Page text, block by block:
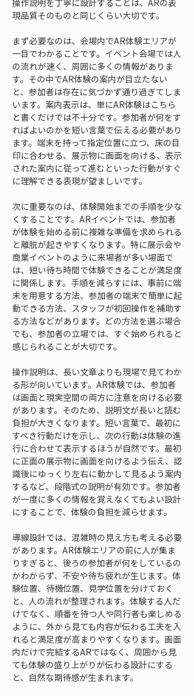
操作説明を丁寧に設計することは、ARの表
現品質そのものと同じくらい大切です。
まず必要なのは、会場内でAR体験エリアが
一目でわかることです。イベント会場では人
の流れが速く、周囲に多くの情報がありま
す。その中でAR体験の案内が目立たない
と、参加者は存在に気づかず通り過ぎてしま
います。案内表示は、単にAR体験はこちら
と書くだけでは不十分です。参加者が何をす
ればよいのかを短い言葉で伝える必要があり
ます。端末を持って指定位置に立つ、床の目
印に合わせる、展示物に画面を向ける、表示
された案内に従って進むといった行動がすぐ
に理解できる表現が望ましいです。
次に重要なのは、体験開始までの手順を少な
くすることです。ARイベントでは、参加者
が体験を始める前に複雑な準備を求められる
と離脱が起きやすくなります。特に展示会や
商業イベントのように来場者が多い場面で
は、短い待ち時間で体験できることが満足度
に関係します。手順を減らすには、事前に端
末を用意する方法、参加者の端末で簡単に起
動できる方法、スタッフが初回操作を補助す
る方法などがあります。どの方法を選ぶ場合
でも、参加者の立場では、すぐ始められると
感じられることが大切です。
操作説明は、長い文章よりも現場で見てわか
る形が向いています。AR体験では、参加者
は画面と現実空間の両方に注意を向ける必要
があります。そのため、説明文が長いと読む
負担が大きくなります。短い言葉で、最初に
すべき行動だけを示し、次の行動は体験の進
行に合わせて表示するほうが自然です。最初
に正面の展示物に画面を向けるよう伝え、認
識後にゆっくり左右に動かして見るよう案内
するなど、段階式の説明が有効です。参加者
が一度に多くの情報を覚えなくてもよい設計
にすることで、体験の負担を減らせます。
導線設計では、混雑時の見え方も考える必要
があります。AR体験エリアの前に人が集ま
りすぎると、後ろの参加者が何をしているの
かわからず、不安や待ち疲れが生じます。体
験位置、待機位置、見学位置を分けておく
と、人の流れが整理されます。体験する人だ
けでなく、順番を待つ人や同行者も楽しめる
ように、外から見ても内容が伝わる工夫を入
れると満足度が高まりやすくなります。画面
内だけで完結するARではなく、周囲から見
ても体験の盛り上がりが伝わる設計にする
と、自然な期待感が生まれます。